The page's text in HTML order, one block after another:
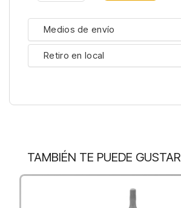
Medios de envío
Retiro en local
TAMBIÉN TE PUEDE GUSTAR